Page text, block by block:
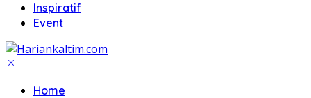
Inspiratif
Event
Home